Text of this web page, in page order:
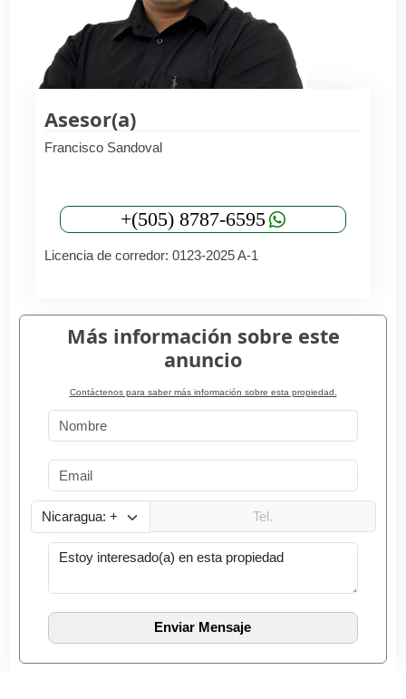
Asesor(a)
Francisco Sandoval
+(505) 8787-6595
Licencia de corredor: 0123-2025 A-1
Más información sobre este
anuncio
Contáctenos para saber más información sobre esta propiedad.